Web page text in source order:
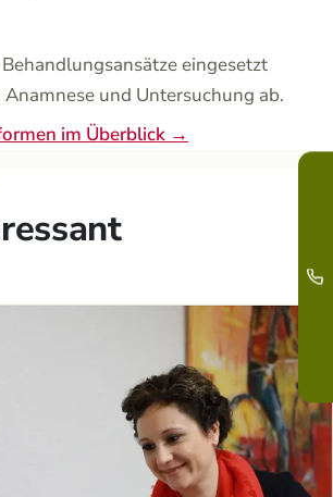
eingesetzt
und Untersuchung ab.
im Überblick →